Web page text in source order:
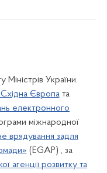
Міністрів України.
Європата
електронного
міжнародної
врядування задля
(EGAP) , за
агенції розвитку та